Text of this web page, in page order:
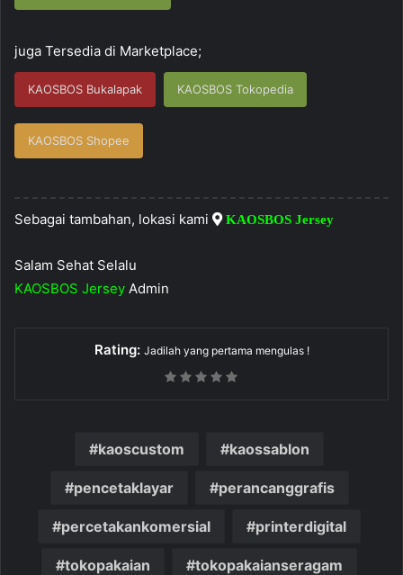
juga Tersedia di Marketplace;
KAOSBOS Bukalapak KAOSBOS Tokopedia
KAOSBOS Shopee
Sebagai tambahan, lokasi kami KAOSBOS Jersey
Salam Sehat Selalu
KAOSBOS Jersey Admin
Rating: Jadilah yang pertama mengulas !
kaoscustom kaossablon
pencetaklayar perancanggrafis
percetakankomersial printerdigital
tokopakaian tokopakaianseragam